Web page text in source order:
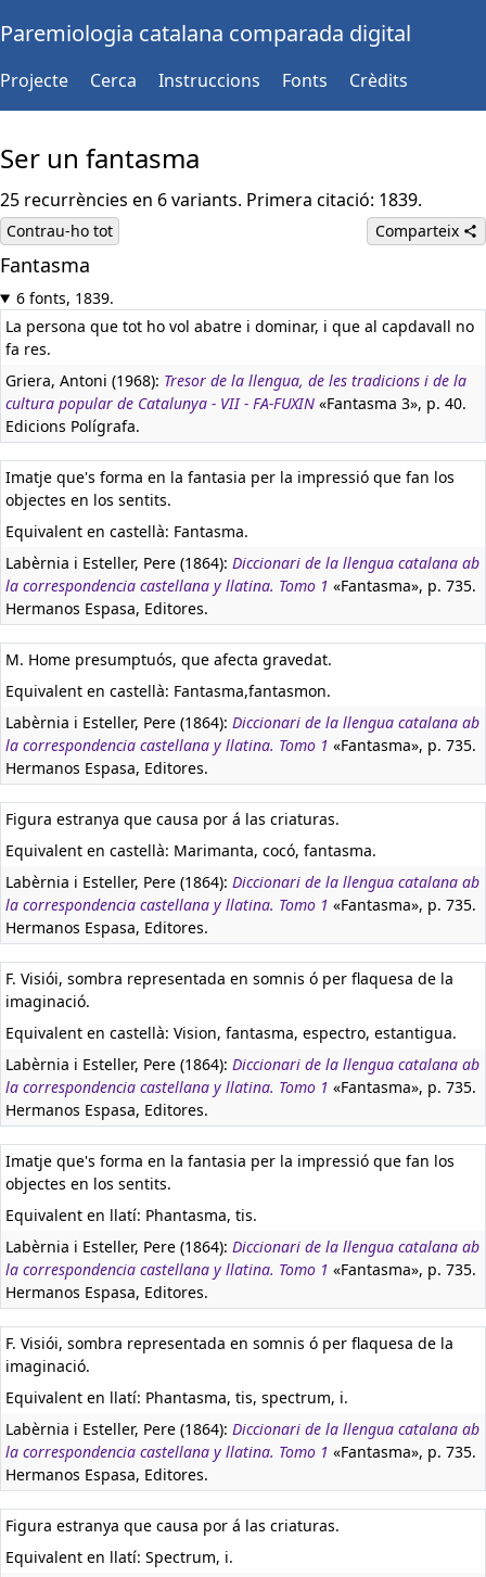
Paremiologia catalana comparada digital
Projecte Cerca Instruccions Fonts Crèdits
Ser un fantasma
25 recurrències en 6 variants. Primera citació: 1839.
Contrau-ho tot Comparteix
Fantasma
6 fonts, 1839.
La persona que tot ho vol abatre i dominar, i que al capdavall no
fa res.
Griera, Antoni (1968): Tresor de la llengua, de les tradicions i de la
cultura popular de Catalunya - VII - FA-FUXIN «Fantasma 3», p. 40.
Edicions Polígrafa.
Imatje que's forma en la fantasia per la impressió que fan los
objectes en los sentits.
Equivalent en castellà: Fantasma.
Labèrnia i Esteller, Pere (1864): Diccionari de la llengua catalana ab
la correspondencia castellana y llatina. Tomo 1 «Fantasma», p. 735.
Hermanos Espasa, Editores.
M. Home presumptuós, que afecta gravedat.
Equivalent en castellà: Fantasma,fantasmon.
Labèrnia i Esteller, Pere (1864): Diccionari de la llengua catalana ab
la correspondencia castellana y llatina. Tomo 1 «Fantasma», p. 735.
Hermanos Espasa, Editores.
Figura estranya que causa por á las criaturas.
Equivalent en castellà: Marimanta, cocó, fantasma.
Labèrnia i Esteller, Pere (1864): Diccionari de la llengua catalana ab
la correspondencia castellana y llatina. Tomo 1 «Fantasma», p. 735.
Hermanos Espasa, Editores.
F. Visiói, sombra representada en somnis ó per flaquesa de la
imaginació.
Equivalent en castellà: Vision, fantasma, espectro, estantigua.
Labèrnia i Esteller, Pere (1864): Diccionari de la llengua catalana ab
la correspondencia castellana y llatina. Tomo 1 «Fantasma», p. 735.
Hermanos Espasa, Editores.
Imatje que's forma en la fantasia per la impressió que fan los
objectes en los sentits.
Equivalent en llatí: Phantasma, tis.
Labèrnia i Esteller, Pere (1864): Diccionari de la llengua catalana ab
la correspondencia castellana y llatina. Tomo 1 «Fantasma», p. 735.
Hermanos Espasa, Editores.
F. Visiói, sombra representada en somnis ó per flaquesa de la
imaginació.
Equivalent en llatí: Phantasma, tis, spectrum, i.
Labèrnia i Esteller, Pere (1864): Diccionari de la llengua catalana ab
la correspondencia castellana y llatina. Tomo 1 «Fantasma», p. 735.
Hermanos Espasa, Editores.
Figura estranya que causa por á las criaturas.
Equivalent en llatí: Spectrum, i.